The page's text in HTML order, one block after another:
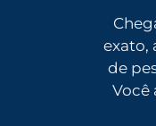
exato,
de
Você